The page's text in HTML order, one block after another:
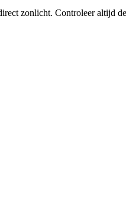
zonlicht. Controleer altijd